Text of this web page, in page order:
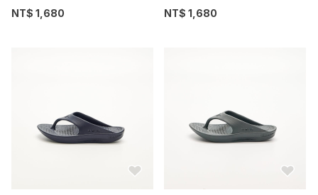
NT$ 1,680 NT$ 1,680